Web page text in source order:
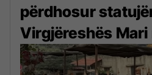
përdhosur
Virgjëreshës Mari